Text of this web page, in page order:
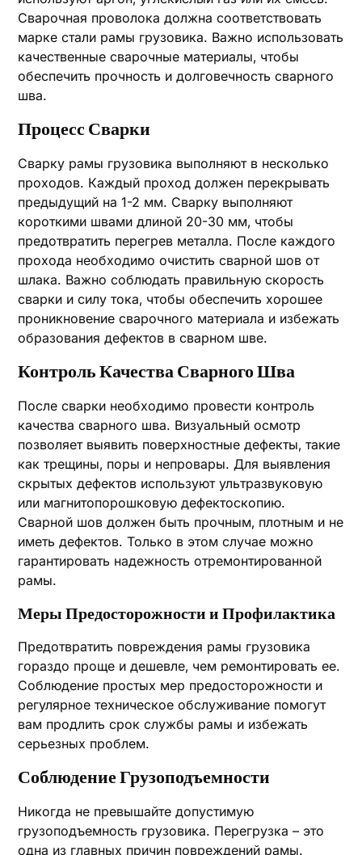
Сварочная проволока должна соответствовать
марке стали рамы грузовика. Важно использовать
качественные сварочные материалы‚ чтобы
обеспечить прочность и долговечность сварного
шва.
Процесс Сварки
Сварку рамы грузовика выполняют в несколько
проходов. Каждый проход должен перекрывать
предыдущий на 1-2 мм. Сварку выполняют
короткими швами длиной 20-30 мм‚ чтобы
предотвратить перегрев металла. После каждого
прохода необходимо очистить сварной шов от
шлака. Важно соблюдать правильную скорость
сварки и силу тока‚ чтобы обеспечить хорошее
проникновение сварочного материала и избежать
образования дефектов в сварном шве.
Контроль Качества Сварного Шва
После сварки необходимо провести контроль
качества сварного шва. Визуальный осмотр
позволяет выявить поверхностные дефекты‚ такие
как трещины‚ поры и непровары. Для выявления
скрытых дефектов используют ультразвуковую
или магнитопорошковую дефектоскопию.
Сварной шов должен быть прочным‚ плотным и не
иметь дефектов. Только в этом случае можно
гарантировать надежность отремонтированной
рамы.
Меры Предосторожности и Профилактика
Предотвратить повреждения рамы грузовика
гораздо проще и дешевле‚ чем ремонтировать ее.
Соблюдение простых мер предосторожности и
регулярное техническое обслуживание помогут
вам продлить срок службы рамы и избежать
серьезных проблем.
Соблюдение Грузоподъемности
Никогда не превышайте допустимую
грузоподъемность грузовика. Перегрузка – это
одна из главных причин повреждений рамы.